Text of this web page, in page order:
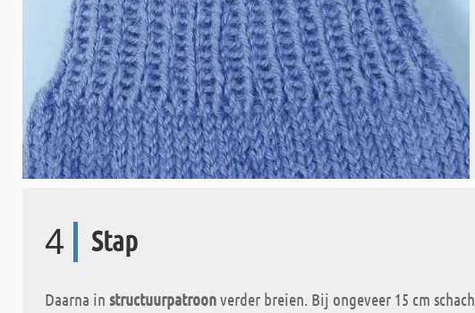
4 Stap
Daarna in structuurpatroonverder breien. Bij ongeveer 15 cm